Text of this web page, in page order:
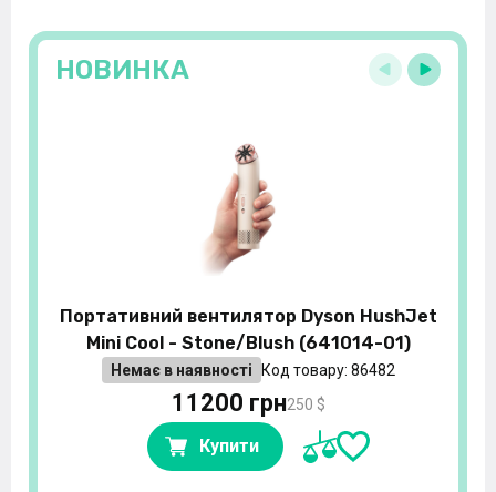
НОВИНКА
Портативний вентилятор Dyson HushJet
Mini Cool - Stone/Blush (641014-01)
Немає в наявності Код товару: 86482
11200 грн250 $
Купити